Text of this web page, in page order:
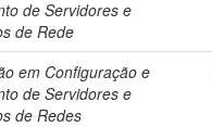
de Servidores e
de Rede
em Configuração e
de Servidores e
de Redes